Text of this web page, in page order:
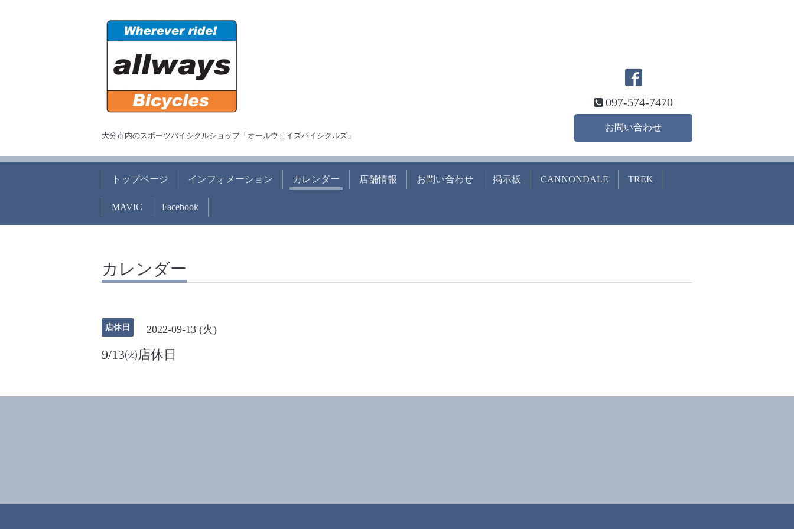
大分市内のスポーツバイシクルショップ「オールウェイズバイシクルズ」
097-574-7470
お問い合わせ
トップページ インフォメーション カレンダー 店舗情報 お問い合わせ 掲示板 CANNONDALE TREK
MAVIC Facebook
カレンダー
店休日 2022-09-13 (火)
9/13㈫店休日